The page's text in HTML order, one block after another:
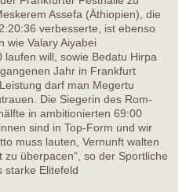
Assefa (Äthiopien), die
verbesserte, ist ebenso
wie Valary Aiyabei
will, sowie Bedatu Hirpa
Jahr in Frankfurt
darf man Megertu
Die Siegerin des Rom-
in ambitionierten 69:00
sind in Top-Form und wir
muss lauten, Vernunft walten
überpacen“, so der Sportliche
starke Elitefeld